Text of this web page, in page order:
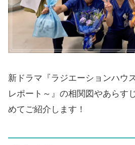
新ドラマ『ラジエーションハウ
レポート～』の相関図やあらす
めてご紹介します！